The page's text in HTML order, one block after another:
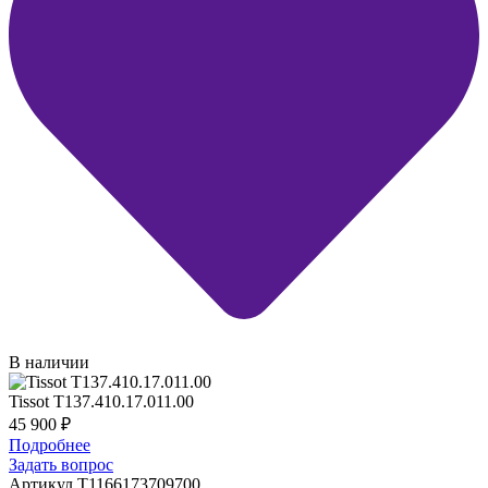
В наличии
Tissot T137.410.17.011.00
45 900 ₽
Подробнее
Задать вопрос
Артикул T1166173709700